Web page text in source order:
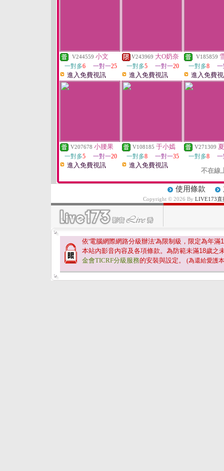
V244559 小文
一對多6 一對一25
進入免費視訊
V243969 大O奶奈
一對多5 一對一20
進入免費視訊
V185859
一對多8
進入免費
V207678 小腰果
一對多5 一對一20
進入免費視訊
V108185 于小嫣
一對多8 一對一35
進入免費視訊
V271309
一對多8
不在線
使用條款
Copyright © 2026 By LIVE173直
依'電腦網際網路分級辦法'為限制級，限定為年滿
本站內影音內容及各項條款。為防範未滿18歲之
金會TICRF分級服務的安裝與設定。 (為還給愛護